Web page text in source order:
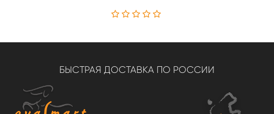
БЫСТРАЯ ДОСТАВКА ПО РОССИИ